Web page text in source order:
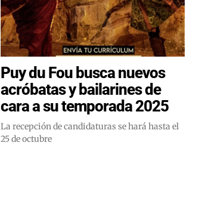
Puy du Fou busca nuevos
acróbatas y bailarines de
cara a su temporada 2025
La recepción de candidaturas se hará hasta el
25 de octubre